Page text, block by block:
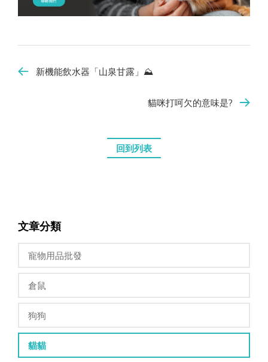
新機能飲水器「山泉甘露」⛰️
貓咪打呵欠的意味是?
回到列表
文章分類
寵物用品批發
倉鼠
狗狗
貓貓